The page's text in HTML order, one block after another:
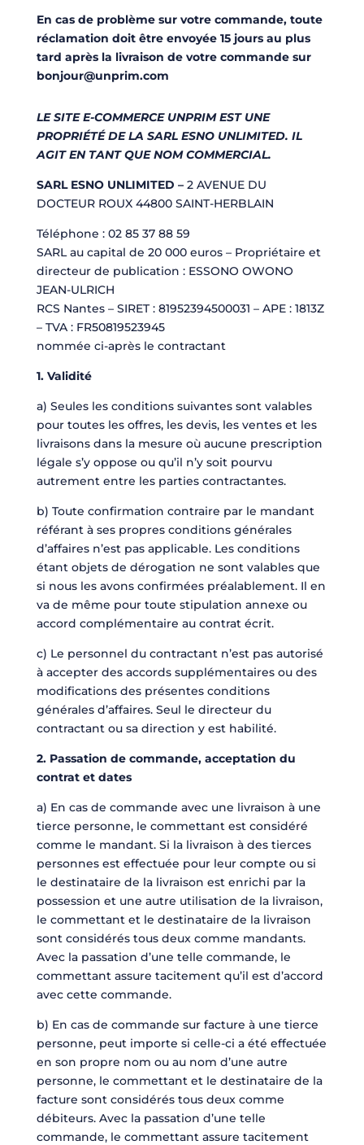
En cas de problème sur votre commande, toute
réclamation doit être envoyée 15 jours au plus
tard après la livraison de votre commande sur
bonjour@unprim.com
LE SITE E-COMMERCE UNPRIM EST UNE
PROPRIÉTÉ DE LA SARL ESNO UNLIMITED. IL
AGIT EN TANT QUE NOM COMMERCIAL.
SARL ESNO UNLIMITED – 2 AVENUE DU
DOCTEUR ROUX 44800 SAINT-HERBLAIN
Téléphone : 02 85 37 88 59
SARL au capital de 20 000 euros – Propriétaire et
directeur de publication : ESSONO OWONO
JEAN-ULRICH
RCS Nantes – SIRET : 81952394500031 – APE : 1813Z
– TVA : FR50819523945
nommée ci-après le contractant
1. Validité
a) Seules les conditions suivantes sont valables
pour toutes les offres, les devis, les ventes et les
livraisons dans la mesure où aucune prescription
légale s’y oppose ou qu’il n’y soit pourvu
autrement entre les parties contractantes.
b) Toute confirmation contraire par le mandant
référant à ses propres conditions générales
d’affaires n’est pas applicable. Les conditions
étant objets de dérogation ne sont valables que
si nous les avons confirmées préalablement. Il en
va de même pour toute stipulation annexe ou
accord complémentaire au contrat écrit.
c) Le personnel du contractant n’est pas autorisé
à accepter des accords supplémentaires ou des
modifications des présentes conditions
générales d’affaires. Seul le directeur du
contractant ou sa direction y est habilité.
2. Passation de commande, acceptation du
contrat et dates
a) En cas de commande avec une livraison à une
tierce personne, le commettant est considéré
comme le mandant. Si la livraison à des tierces
personnes est effectuée pour leur compte ou si
le destinataire de la livraison est enrichi par la
possession et une autre utilisation de la livraison,
le commettant et le destinataire de la livraison
sont considérés tous deux comme mandants.
Avec la passation d’une telle commande, le
commettant assure tacitement qu’il est d’accord
avec cette commande.
b) En cas de commande sur facture à une tierce
personne, peut importe si celle-ci a été effectuée
en son propre nom ou au nom d’une autre
personne, le commettant et le destinataire de la
facture sont considérés tous deux comme
débiteurs. Avec la passation d’une telle
commande, le commettant assure tacitement